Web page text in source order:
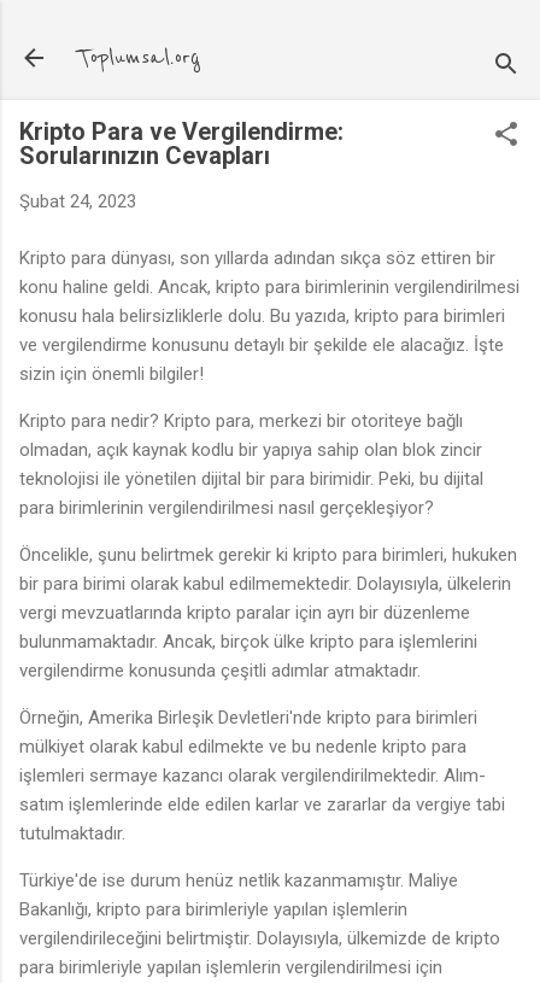
Toplumsal.org
Kripto Para ve Vergilendirme:
Sorularınızın Cevapları
Şubat 24, 2023
Kripto para dünyası, son yıllarda adından sıkça söz ettiren bir
konu haline geldi. Ancak, kripto para birimlerinin vergilendirilmesi
konusu hala belirsizliklerle dolu. Bu yazıda, kripto para birimleri
ve vergilendirme konusunu detaylı bir şekilde ele alacağız. İşte
sizin için önemli bilgiler!
Kripto para nedir? Kripto para, merkezi bir otoriteye bağlı
olmadan, açık kaynak kodlu bir yapıya sahip olan blok zincir
teknolojisi ile yönetilen dijital bir para birimidir. Peki, bu dijital
para birimlerinin vergilendirilmesi nasıl gerçekleşiyor?
Öncelikle, şunu belirtmek gerekir ki kripto para birimleri, hukuken
bir para birimi olarak kabul edilmemektedir. Dolayısıyla, ülkelerin
vergi mevzuatlarında kripto paralar için ayrı bir düzenleme
bulunmamaktadır. Ancak, birçok ülke kripto para işlemlerini
vergilendirme konusunda çeşitli adımlar atmaktadır.
Örneğin, Amerika Birleşik Devletleri'nde kripto para birimleri
mülkiyet olarak kabul edilmekte ve bu nedenle kripto para
işlemleri sermaye kazancı olarak vergilendirilmektedir. Alım-
satım işlemlerinde elde edilen karlar ve zararlar da vergiye tabi
tutulmaktadır.
Türkiye'de ise durum henüz netlik kazanmamıştır. Maliye
Bakanlığı, kripto para birimleriyle yapılan işlemlerin
vergilendirileceğini belirtmiştir. Dolayısıyla, ülkemizde de kripto
para birimleriyle yapılan işlemlerin vergilendirilmesi için